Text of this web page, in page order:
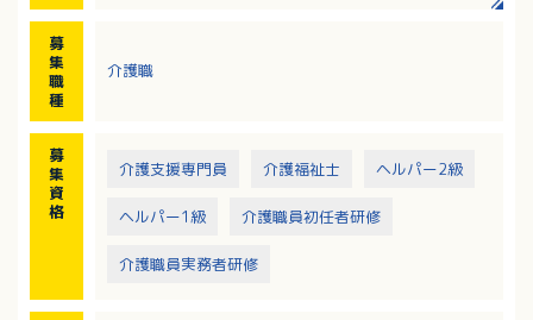
等）
募
集
職
種
介護職
募
集
資
格
介護支援専門員 介護福祉士 ヘルパー2級
ヘルパー1級 介護職員初任者研修
介護職員実務者研修